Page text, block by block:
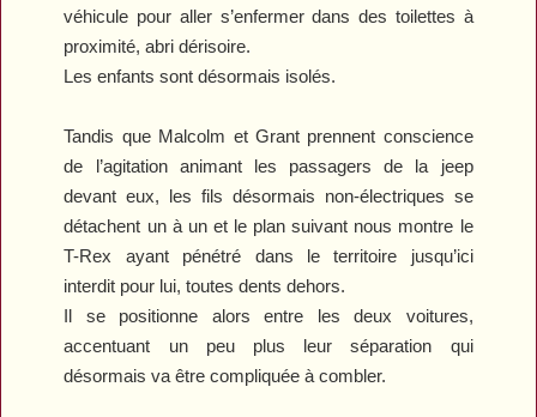
véhicule pour aller s’enfermer dans des toilettes à
proximité, abri dérisoire.
Les enfants sont désormais isolés.
Tandis que Malcolm et Grant prennent conscience
de l’agitation animant les passagers de la jeep
devant eux, les fils désormais non-électriques se
détachent un à un et le plan suivant nous montre le
T-Rex ayant pénétré dans le territoire jusqu’ici
interdit pour lui, toutes dents dehors.
Il se positionne alors entre les deux voitures,
accentuant un peu plus leur séparation qui
désormais va être compliquée à combler.